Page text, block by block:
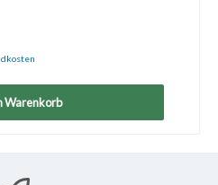
Warenkorb